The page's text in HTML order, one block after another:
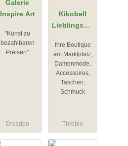
Galerie
Inspire Art
"Kunst zu
bezahlbaren
Preisen"
Dresden
Kikobell
Lieblingsmo
Trebbin
Ihre Boutique
am Marktplatz,
Damenmode,
Accessoires,
Taschen,
Schmuck
Trebbin